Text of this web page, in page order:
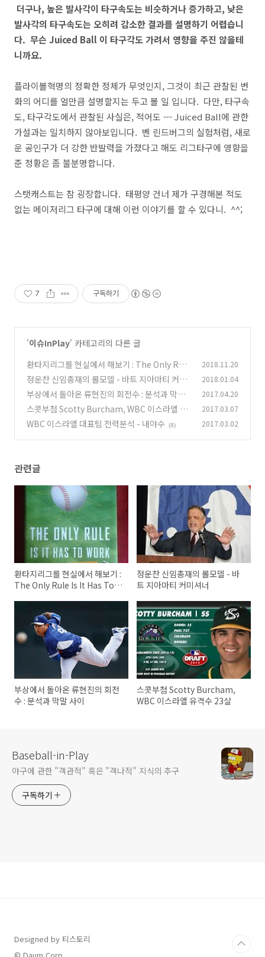
더구나, 높은 발사각이 타구속도는 비슷하거나 증가하고, 낮은
발사각의 타구속도는 오히려 감소한 결과를 설명하기 어렵습니
다. 무슨 Juiced Ball 이 타구각도 가려서 영향을 주진 않을테
니까요.
플라이볼혁명의 정확한 정체가 무엇인지, 그것이 최근 관찰된 변
화의 어디를 얼만큼 설명할지는 두고 볼 일 입니다. 다만, 타구속
도, 타구각도에서 관찰된 사실은, 적어도 --- Juiced Ball에 관한
가설과는 일치하지 않아보입니다. 벤 린드버그의 실험처럼, 새로
운 공인구가 더 강한 반발력을 가졌다고 해도 리그타구에 영향을
준 정황은 좀 불분명합니다.
스탯캐스트는 참 굉장합니다. 태평양 건너 제가 구경해본 적도
없는 메이저리그 타구에 대해 이런 이야기를 할 수 있다니. ^^;
7 구독하기
'이슈InPlay' 카테고리의 다른 글
환타지리그를 현실에서 해보기 : The Only Rule
Is It Has To Work (8)
2018.11.20
정운찬 신임총재의 롤모델 - 바트 지아마티 커미
셔너
(8)
2018.01.04
부상에서 돌아온 류현진의 회전수 : 분석과 막말
사이
(8)
2017.04.20
스콧부첨 Scotty Burcham, WBC 이스라엘 유
격수 23살 (9)
2017.03.07
WBC 이스라엘 대표팀 전력분석 - 내야수 (8) 2017.03.02
관련글
환타지리그를 현실에서 해보기 :
The Only Rule Is It Has To
정운찬 신임총재의 롤모델 - 바
트 지아마티 커미셔너
부상에서 돌아온 류현진의 회전
수 : 분석과 막말 사이
스콧부첨 Scotty Burcham,
WBC 이스라엘 유격수 23살
Baseball-in-Play
야구에 관한 "객관적" 혹은 "객나적" 지식의 추구
구독하기
Designed by 티스토리